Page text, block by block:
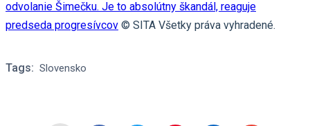
odvolanie Šimečku. Je to absolútny škandál, reaguje
predseda progresívcov © SITA Všetky práva vyhradené.
Tags: Slovensko